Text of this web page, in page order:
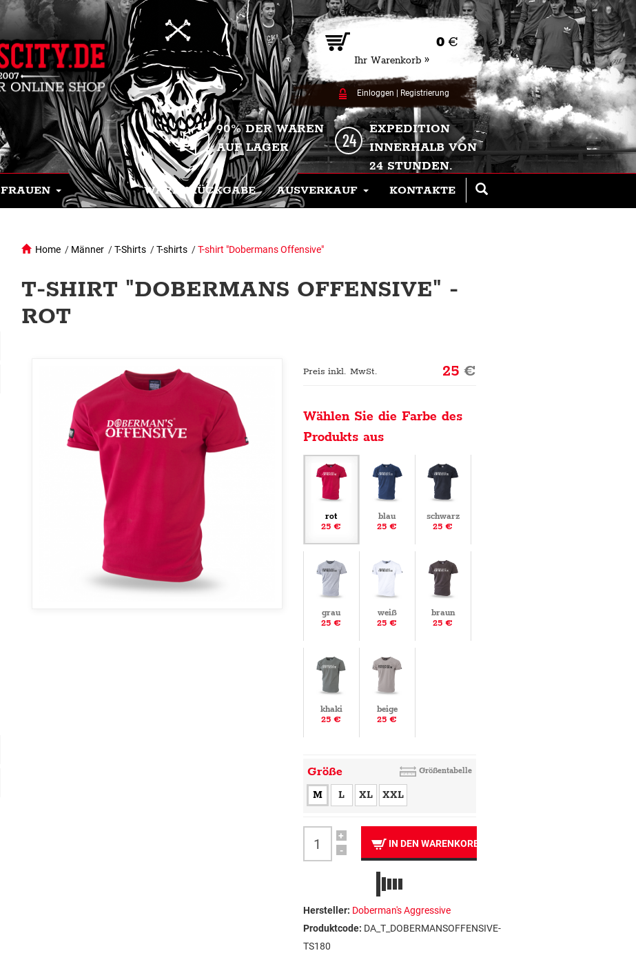
0 €
Ihr Warenkorb »
Einloggen Registrierung
90% DER WAREN
AUF LAGER
EXPEDITION
INNERHALB VON
24 STUNDEN.
FRAUEN WARENRÜCKGABE AUSVERKAUF KONTAKTE
Home / Männer /T-Shirts /T-shirts /T-shirt "Dobermans Offensive"
T-SHIRT "DOBERMANS OFFENSIVE" -
ROT
Preis inkl. MwSt. 25€
Wählen Sie die Farbe des
Produkts aus
rot
25 €
blau
25 €
schwarz
25 €
grau
25 €
weiß
25 €
braun
25 €
khaki
25 €
beige
25 €
Größe Größentabelle
M L XL XXL
+
-
IN DEN WARENKORB
Hersteller: Doberman's Aggressive
Produktcode: DA_T_DOBERMANSOFFENSIVE-
TS180